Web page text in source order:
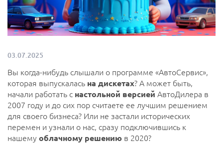
03.07.2025
Вы когда-нибудь слышали о программе «АвтоСервис»,
которая выпускалась на дискетах? А может быть,
начали работать с настольной версией АвтоДилера в
2007 году и до сих пор считаете ее лучшим решением
для своего бизнеса? Или не застали исторических
перемен и узнали о нас, сразу подключившись к
нашему облачному решению в 2020?